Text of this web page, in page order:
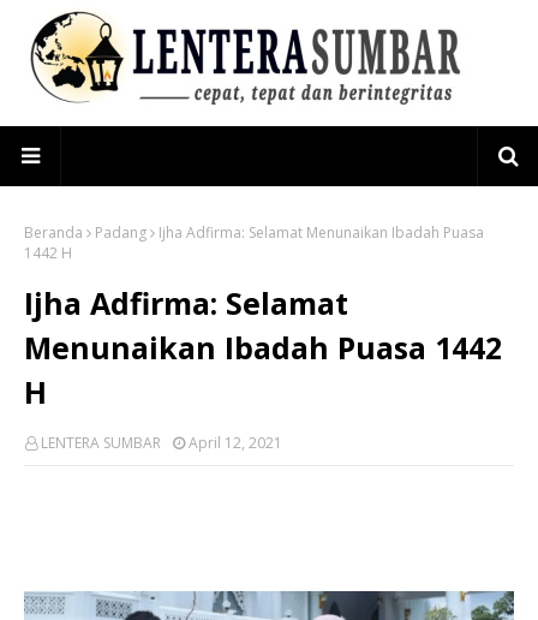
Beranda Padang
Ijha Adfirma: Selamat Menunaikan Ibadah Puasa
1442 H
Ijha Adfirma: Selamat
Menunaikan Ibadah Puasa 1442
H
LENTERA SUMBAR April 12, 2021